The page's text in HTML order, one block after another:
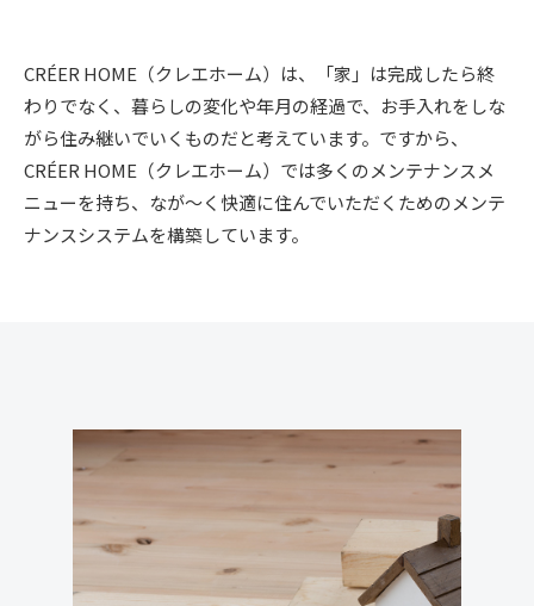
CRÉER HOME（クレエホーム）は、「家」は完成したら終
わりでなく、暮らしの変化や年月の経過で、お手入れをしな
がら住み継いでいくものだと考えています。ですから、
CRÉER HOME（クレエホーム）では多くのメンテナンスメ
ニューを持ち、なが～く快適に住んでいただくためのメンテ
ナンスシステムを構築しています。